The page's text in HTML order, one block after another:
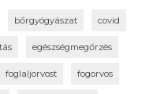
bőrgyógyászat covid
egészségmegőrzés
foglaljorvost fogorvos